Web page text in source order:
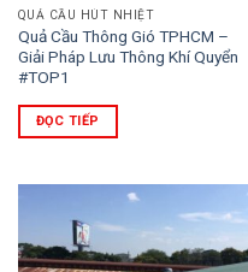
QUẢ CẦU HÚT NHIỆT
Quả Cầu Thông Gió TPHCM –
Giải Pháp Lưu Thông Khí Quyển
#TOP1
ĐỌC TIẾP